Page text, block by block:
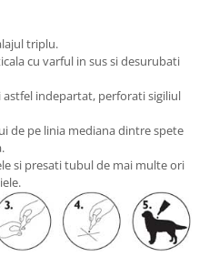
triplu.
cu varful in sus si desurubati
astfel indepartat, perforati sigiliul
de pe linia mediana dintre spete
si presati tubul de mai multe ori